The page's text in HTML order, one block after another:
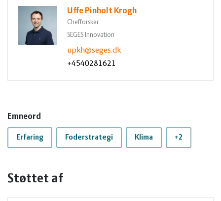
Uffe Pinholt Krogh
Chefforsker
SEGES Innovation
upkh@seges.dk
+4540281621
Emneord
Erfaring Foderstrategi Klima +2
Støttet af